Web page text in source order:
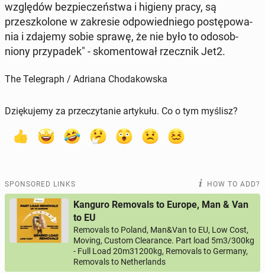
względów bez­pieczeńst­wa i higieny pracy, są
przeszkolone w za­kre­sie odpowied­niego postępowa­
nia i zdajemy sobie sprawę, że nie było to odosob­
niony przy­padek" - sko­men­tował rzecznik Jet2.
The Telegraph / Adriana Chodakowska
Dziękujemy za przeczytanie artykułu. Co o tym myślisz?
SPONSORED LINKS HOW TO ADD?
Kanguro Removals to Europe, Man & Van
to EU
Removals to Poland, Man&Van to EU, Low Cost,
Moving, Custom Clearance. Part load 5m3/300kg
- Full Load 20m31200kg, Removals to Germany,
Removals to Netherlands